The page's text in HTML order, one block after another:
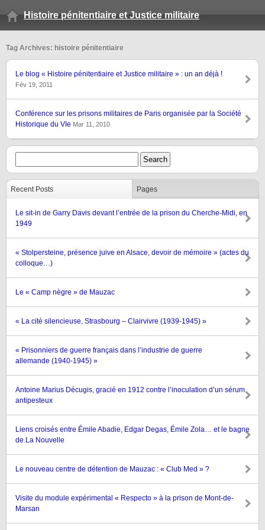
Histoire pénitentiaire et Justice militaire
Tag Archives: histoire pénitentiaire
Le blog « Histoire pénitentiaire et Justice militaire » : un an déjà !
Fév 19, 2011
Conférence sur les prisons militaires de Paris organisée par la Société
Historique du VIe Mar 11, 2010
Recent Posts Pages
Le sit-in de Garry Davis devant l’entrée de la prison du Cherche-Midi, en
1949
« Stolpersteine, présence juive en Alsace, devoir de mémoire » (actes du
colloque…)
Le « Camp nègre » de Mauzac
« La cité silencieuse, Strasbourg – Clairvivre (1939-1945) »
« Prisonniers de guerre français dans l’industrie de guerre
allemande (1940-1945) »
Antoine Marius Décugis, gracié en 1912 contre l’inoculation d’un sérum
antipesteux
Liens croisés entre Émile Abadie, Edgar Degas, Émile Zola… et le bagne
de La Nouvelle
Le nouveau centre de détention de Mauzac : « Club Med » ?
Visite du module expérimental « Respecto » à la prison de Mont-de-
Marsan